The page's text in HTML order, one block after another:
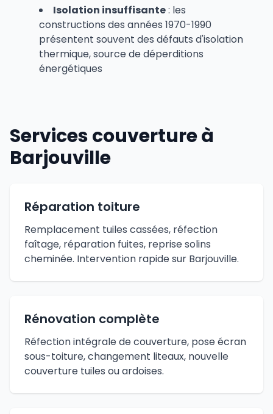
Isolation insuffisante: les
constructions des années 1970-1990
présentent souvent des défauts d'isolation
thermique, source de déperditions
énergétiques
Services couverture à
Barjouville
Réparation toiture
Remplacement tuiles cassées, réfection
faîtage, réparation fuites, reprise solins
cheminée. Intervention rapide sur Barjouville.
Rénovation complète
Réfection intégrale de couverture, pose écran
sous-toiture, changement liteaux, nouvelle
couverture tuiles ou ardoises.